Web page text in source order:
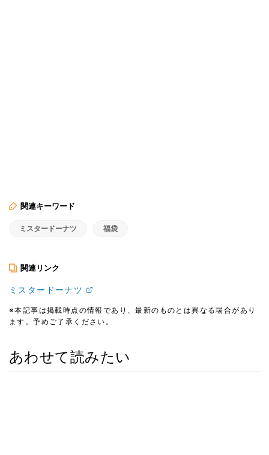
関連キーワード
ミスタードーナツ 福袋
関連リンク
ミスタードーナツ
※本記事は掲載時点の情報であり、最新のものとは異なる場合があり
ます。予めご了承ください。
あわせて読みたい